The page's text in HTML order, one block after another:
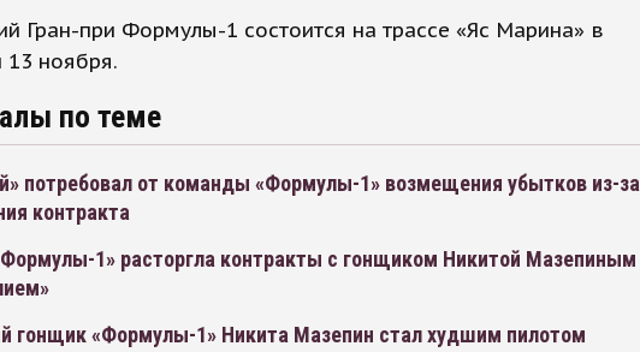
Гран-при Формулы-1 состоится на трассе «Яс Марина» в
ноября.
по теме
потребовал от команды «Формулы-1» возмещения убытков из-за
контракта
1» расторгла контракты с гонщиком Никитой Мазепиным
гонщик «Формулы-1» Никита Мазепин стал худшим пилотом